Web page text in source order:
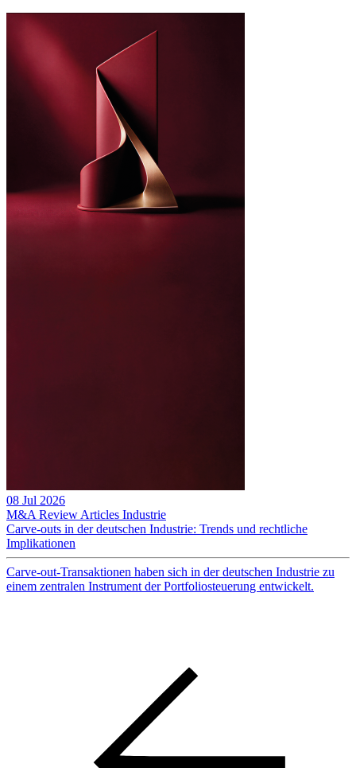
08 Jul 2026
M&A Review Articles Industrie
Carve-outs in der deutschen Industrie: Trends und rechtliche
Implikationen
Carve-out-Transaktionen haben sich in der deutschen Industrie zu
einem zentralen Instrument der Portfoliosteuerung entwickelt.